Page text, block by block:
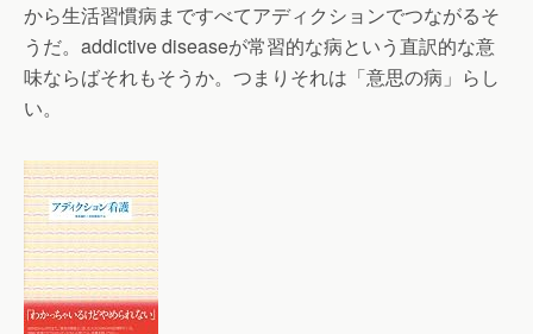
から生活習慣病まですべてアディクションでつながるそ
うだ。addictive diseaseが常習的な病という直訳的な意
味ならばそれもそうか。つまりそれは「意思の病」らし
い。